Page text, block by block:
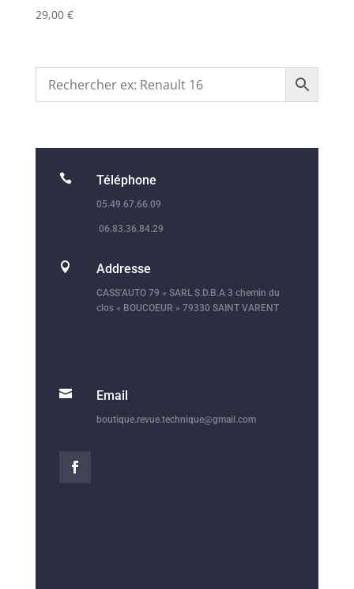
29,00 €
 Téléphone
05.49.67.66.09
06.83.36.84.29
 Addresse
CASS’AUTO 79 » SARL S.D.B.A 3 chemin du
clos « BOUCOEUR » 79330 SAINT VARENT
 Email
boutique.revue.technique@gmail.com